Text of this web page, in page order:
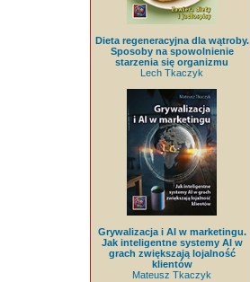
Dieta regeneracyjna dla wątroby.
Sposoby na spowolnienie
starzenia się organizmu
Lech Tkaczyk
Grywalizacja i AI w marketingu.
Jak inteligentne systemy AI w
grach zwiększają lojalność
klientów
Mateusz Tkaczyk